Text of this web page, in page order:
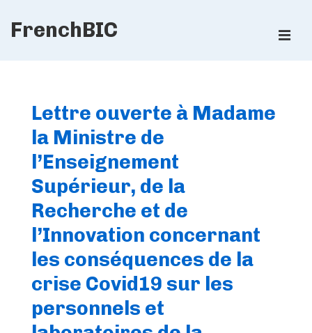
SkipFrenchBIC
Lettre ouverte à Madame
la Ministre de
l’Enseignement
Supérieur, de la
Recherche et de
l’Innovation concernant
les conséquences de la
crise Covid19 sur les
personnels et